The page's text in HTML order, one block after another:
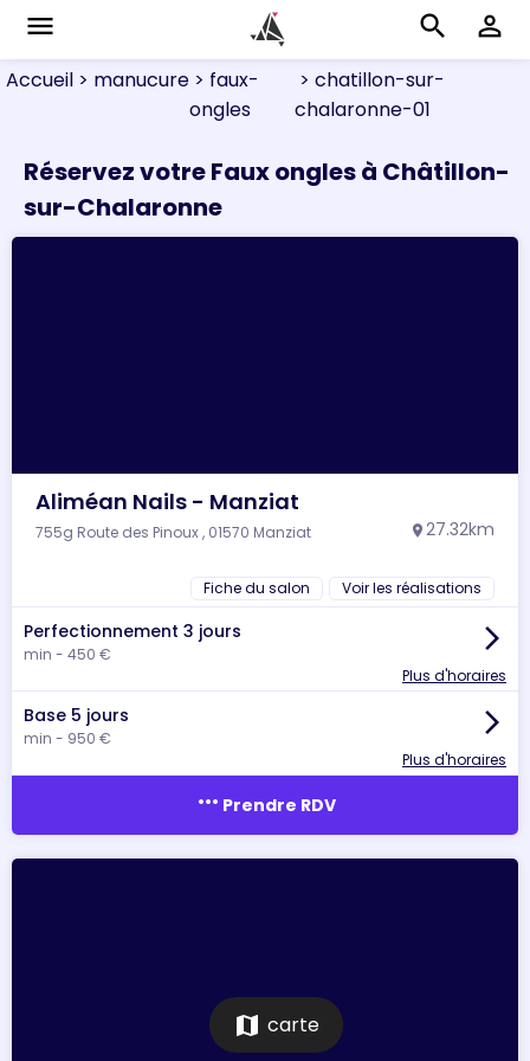
menu search perm_identity
Accueil > manucure > faux-
ongles
> chatillon-sur-
chalaronne-01
Réservez votre Faux ongles à Châtillon-
sur-Chalaronne
Aliméan Nails - Manziat
755g Route des Pinoux , 01570 Manziat location_on 27.32km
Fiche du salon Voir les réalisations
Perfectionnement 3 jours
min - 450 €
arrow_forward_ios
Plus d'horaires
Base 5 jours
min - 950 €
arrow_forward_ios
Plus d'horaires
more_horiz Prendre RDV
map carte